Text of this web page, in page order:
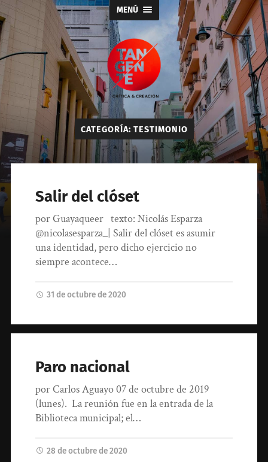
MENÚ
Tangente
CATEGORÍA: TESTIMONIO
Salir del clóset
por Guayaqueer texto: Nicolás Esparza
@nicolasesparza_| Salir del clóset es asumir
una identidad, pero dicho ejercicio no
siempre acontece…
31 de octubre de 2020
Paro nacional
por Carlos Aguayo 07 de octubre de 2019
(lunes). La reunión fue en la entrada de la
Biblioteca municipal; el…
28 de octubre de 2020